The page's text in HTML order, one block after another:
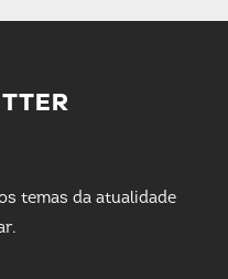
temas da atualidade